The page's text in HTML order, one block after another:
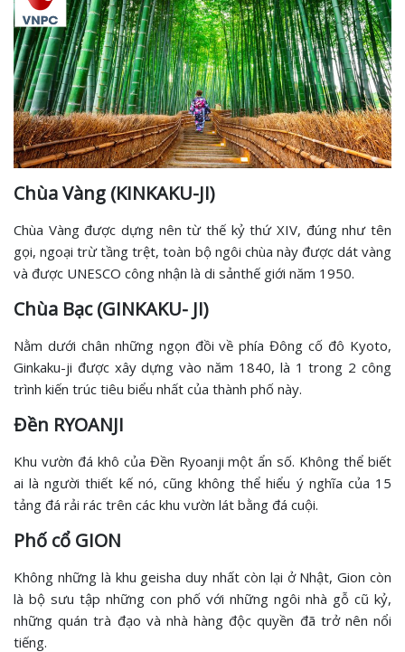
Chùa Vàng (KINKAKU-JI)
Chùa Vàng được dựng nên từ thế kỷ thứ XIV, đúng như tên
gọi, ngoại trừ tầng trệt, toàn bộ ngôi chùa này được dát vàng
và được UNESCO công nhận là di sảnthế giới năm 1950.
Chùa Bạc (GINKAKU- JI)
Nằm dưới chân những ngọn đồi về phía Đông cố đô Kyoto,
Ginkaku-ji được xây dựng vào năm 1840, là 1 trong 2 công
trình kiến trúc tiêu biểu nhất của thành phố này.
Đền RYOANJI
Khu vườn đá khô của Đền Ryoanji một ẩn số. Không thể biết
ai là người thiết kế nó, cũng không thể hiểu ý nghĩa của 15
tảng đá rải rác trên các khu vườn lát bằng đá cuội.
Phố cổ GION
Không những là khu geisha duy nhất còn lại ở Nhật, Gion còn
là bộ sưu tập những con phố với những ngôi nhà gỗ cũ kỷ,
những quán trà đạo và nhà hàng độc quyền đã trở nên nổi
tiếng.